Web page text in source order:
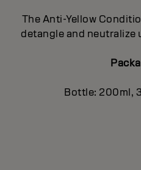
The Anti-Yellow
detangle and neutralize
Bottle: 200ml,